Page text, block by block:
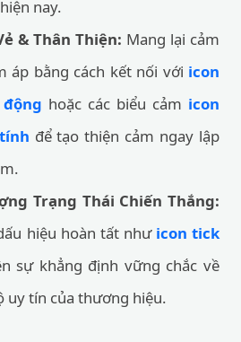
hiện nay.
& Thân Thiện: Mang lại cảm
áp bằng cách kết nối với icon
hoặc các biểu cảm icon
để tạo thiện cảm ngay lập
Trạng Thái Chiến Thắng:
hiệu hoàn tất như icon tick
sự khẳng định vững chắc về
uy tín của thương hiệu.